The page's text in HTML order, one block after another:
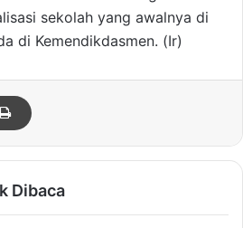
sekolah yang awalnya di
di Kemendikdasmen. (Ir)
Dibaca